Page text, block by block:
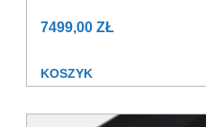
7499,00 ZŁ
KOSZYK